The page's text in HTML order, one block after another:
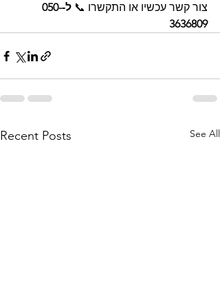
צור קשר עכשיו או התקשרו 📞
ל‑050-
3636809
Recent Posts See All